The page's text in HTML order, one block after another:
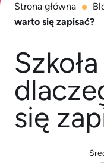
Strona główna
warto się zapisać?
się